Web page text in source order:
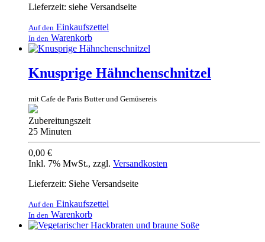
Lieferzeit: siehe Versandseite
Auf den Einkaufszettel
In den Warenkorb
Knusprige Hähnchenschnitzel
mit Cafe de Paris Butter und Gemüsereis
Zubereitungszeit
25 Minuten
0,00 €
Inkl. 7% MwSt., zzgl. Versandkosten
Lieferzeit: Siehe Versandseite
Auf den Einkaufszettel
In den Warenkorb